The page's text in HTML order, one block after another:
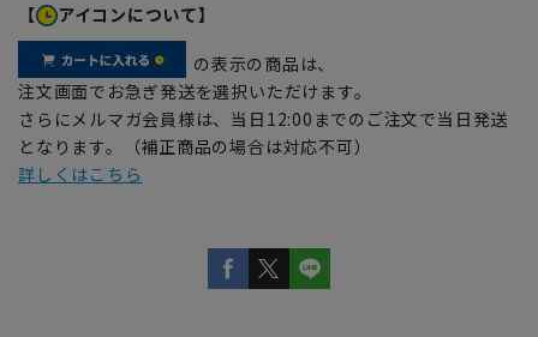
【 アイコンについて】
の表示の商品は、
注文画面でお急ぎ発送を選択いただけます。
さらにメルマガ会員様は、当日12:00までのご注文で当日発送
となります。（補正商品の場合は対応不可）
詳しくはこちら